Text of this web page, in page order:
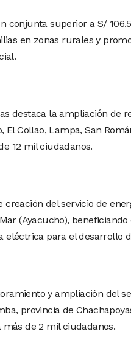
conjunta superior a S/
en zonas rurales y
destaca la ampliación de
Collao, Lampa, San
12 mil ciudadanos.
del servicio de
(Ayacucho),
eléctrica para el desarrollo
y ampliación del
provincia de
de 2 mil ciudadanos.